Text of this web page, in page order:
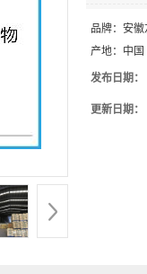
品牌： 安徽
产地： 中国
发布日期：
更新日期：